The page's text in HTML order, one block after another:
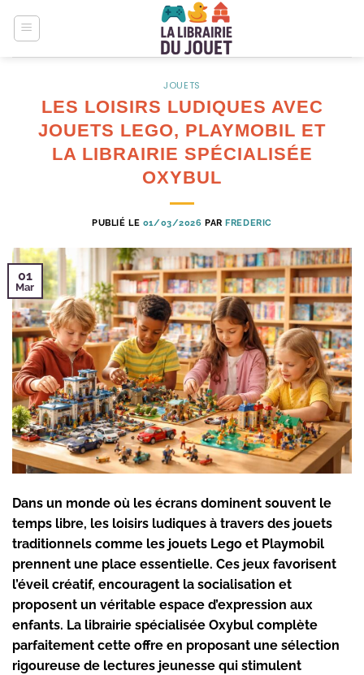
JOUETS
LES LOISIRS LUDIQUES AVEC
JOUETS LEGO, PLAYMOBIL ET
LA LIBRAIRIE SPÉCIALISÉE
OXYBUL
PUBLIÉ LE 01/03/2026 PARFREDERIC
01
Mar
Dans un monde où les écrans dominent souvent le
temps libre, les loisirs ludiques à travers des jouets
traditionnels comme les jouets Lego et Playmobil
prennent une place essentielle. Ces jeux favorisent
l’éveil créatif, encouragent la socialisation et
proposent un véritable espace d’expression aux
enfants. La librairie spécialisée Oxybul complète
parfaitement cette offre en proposant une sélection
rigoureuse de lectures jeunesse qui stimulent